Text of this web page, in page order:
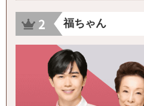
福ちゃん